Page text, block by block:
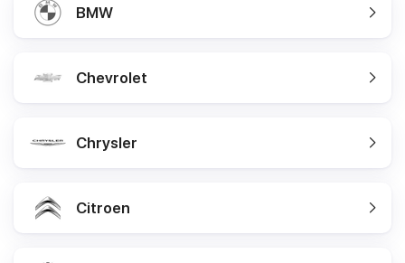
BMW
Chevrolet
Chrysler
Citroen